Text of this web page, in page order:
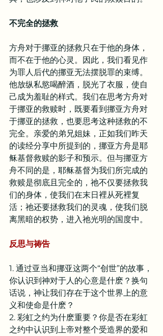
不完全的拯救
方舟对于挪亚的拯救只在于他的身体，
而不在于他的心灵。因此，我们看见作
为罪人后代的挪亚无法摆脱罪的束缚。
他放纵私慾喝醉酒，脱光了衣服，使自
己成为羞耻的样式。我们在思考方舟对
于挪亚的救赎时，既要看到挪亚方舟对
于挪亚的拯救，也要思考这种拯救的不
完全。亲爱的弟兄姐妹，正如我们昨天
的读经分享中所提到的，挪亚方舟是耶
稣基督救赎的影子和预示。但与挪亚方
舟不同的是，耶稣基督为我们所完成的
救赎是彻底且完全的，祂不仅要拯救我
们的身体，使我们在末日裡从死裡复
活；祂还要拯救我们的灵魂，使我们脱
离黑暗的权势，进入祂光明的国度中。
反思与祷告
1. 通过亚当和挪亚这两个“创世”的故事，
你认识到神对于人的心意是什麽？换句
话说，神让我们存在于这个世界上的意
义和使命是什麽？
2. 彩虹之约为什麽重要？你是否在彩虹
之约中认识到上帝对整个受造界的爱和